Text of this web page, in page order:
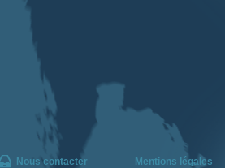
Nous contacter Mentions légales